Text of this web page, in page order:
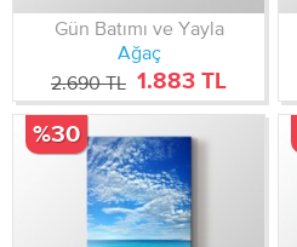
Gün Batımı ve Yayla
Ağaç
2.690 TL 1.883 TL
%30